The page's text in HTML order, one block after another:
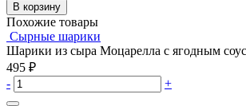
В корзину
Похожие товары
Сырные шарики
Шарики из сыра Моцарелла с ягодным
495 ₽
-
+